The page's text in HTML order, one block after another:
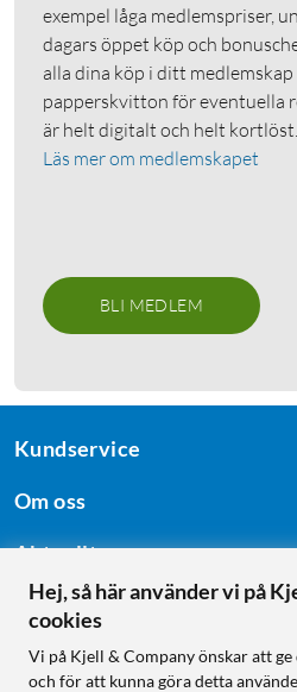
exempel låga medlemspriser,
dagars öppet köp och
alla dina köp i ditt
papperskvitton för eventuella
är helt digitalt och helt
Läs mer om medlemskapet
BLI MEDLEM
Kundservice
Om oss
Aktuellt
Följ oss
Hej, så här använder vi på
cookies
Vi på Kjell & Company önskar att
och för att kunna göra detta